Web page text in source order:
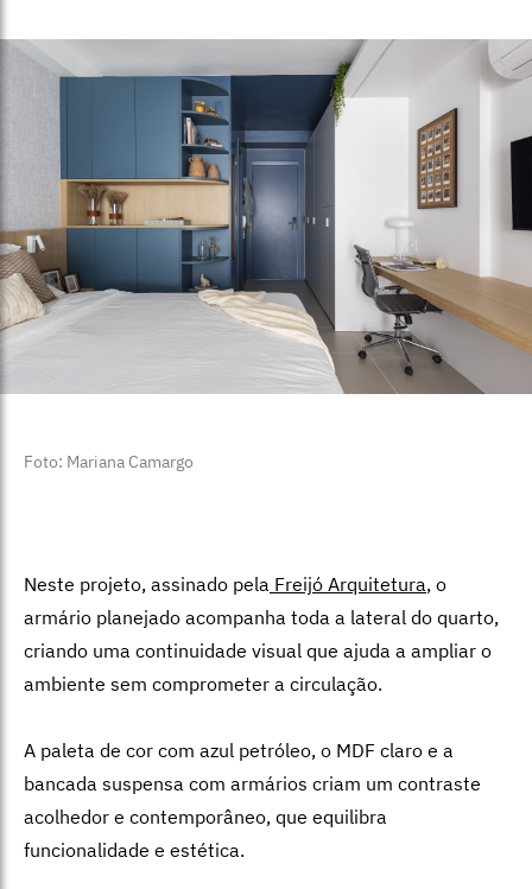
Foto: Mariana Camargo
Neste projeto, assinado pela Freijó Arquitetura, o
armário planejado acompanha toda a lateral do quarto,
criando uma continuidade visual que ajuda a ampliar o
ambiente sem comprometer a circulação.
A paleta de cor com azul petróleo, o MDF claro e a
bancada suspensa com armários criam um contraste
acolhedor e contemporâneo, que equilibra
funcionalidade e estética.